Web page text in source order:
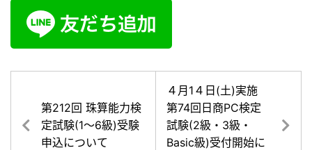
第212回 珠算能力検
定試験(1～6級)受験
申込について
４月1４日(土)実施
第74回日商PC検定
試験(2級・3級・
Basic級)受付開始に